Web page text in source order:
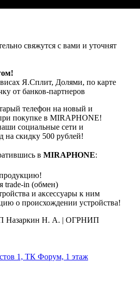
свяжутся с вами и уточнят
Я.Сплит, Долями, по карте
от банков-партнеров
телефон на новый и
покупке в MIRAPHONE!
социальные сети и
на скидку 500 рублей!
в MIRAPHONE:
trade-in (обмен)
и аксессуары к ним
о происхождении устройства!
Назаркин Н. А. | ОГРНИП
1, ТК Форум, 1 этаж